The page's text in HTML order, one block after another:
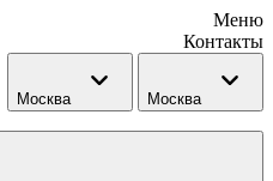
Меню
Контакты
Москва Москва